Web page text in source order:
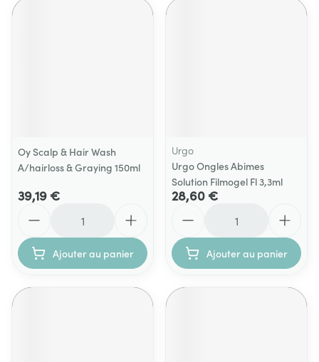
Oy Scalp & Hair Wash
A/hairloss & Graying 150ml
39,19 €
Ajouter au panier
Urgo
Urgo Ongles Abimes
Solution Filmogel Fl 3,3ml
28,60 €
Ajouter au panier